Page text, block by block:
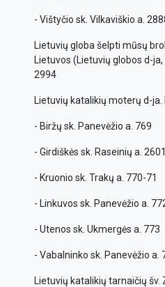
- Vištyčio sk. Vilkaviškio a.
Lietuvių globa šelpti mūsų
Lietuvos (Lietuvių globos d-
2994
Lietuvių katalikių moterų d-ja.
- Biržų sk. Panevėžio a. 769
- Girdiškės sk. Raseinių a. 2601
- Kruonio sk. Trakų a. 770-71
- Linkuvos sk. Panevėžio a.
- Utenos sk. Ukmergės a. 773
- Vabalninko sk. Panevėžio a.
Lietuvių katalikių tarnaičių šv.